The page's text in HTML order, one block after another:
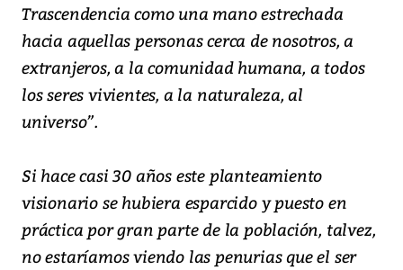
Trascendencia como una mano estrechada
hacia aquellas personas cerca de nosotros, a
extranjeros, a la comunidad humana, a todos
los seres vivientes, a la naturaleza, al
universo”.
Si hace casi 30 años este planteamiento
visionario se hubiera esparcido y puesto en
práctica por gran parte de la población, talvez,
no estaríamos viendo las penurias que el ser